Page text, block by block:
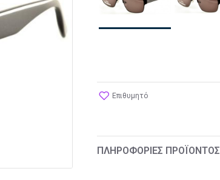
Επιθυμητό
ΠΛΗΡΟΦΟΡΊΕΣ ΠΡΟΪΌΝΤΟΣ